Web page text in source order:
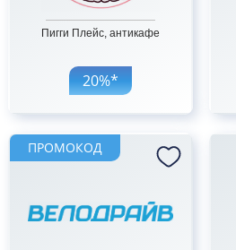
Пигги Плейс, антикафе
20%*
ПРОМОКОД